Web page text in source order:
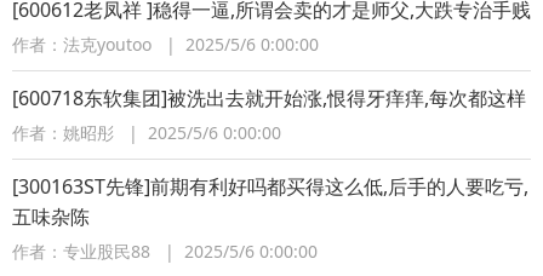
[600612老凤祥 ]稳得一逼,所谓会卖的才是师父,大跌专治手贱
作者：法克youtoo | 2025/5/6 0:00:00
[600718东软集团]被洗出去就开始涨,恨得牙痒痒,每次都这样
作者：姚昭彤 | 2025/5/6 0:00:00
[300163ST先锋]前期有利好吗都买得这么低,后手的人要吃亏,
五味杂陈
作者：专业股民88 | 2025/5/6 0:00:00